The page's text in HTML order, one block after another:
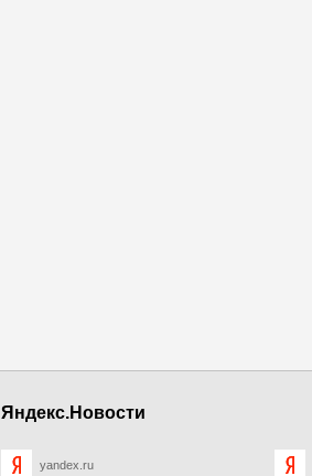
Яндекс.Новости
yandex.ru